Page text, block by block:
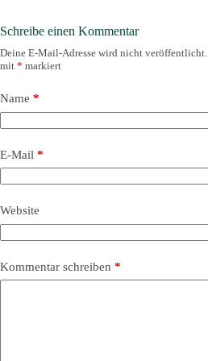
Schreibe einen Kommentar
Deine E-Mail-Adresse wird nicht veröffentlicht.
mit * markiert
Name *
E-Mail *
Website
Kommentar schreiben *